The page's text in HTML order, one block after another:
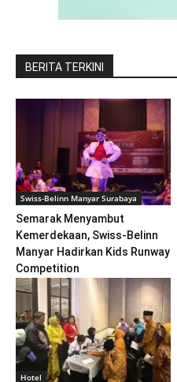
BERITA TERKINI
Swiss-Belinn Manyar Surabaya
Semarak Menyambut
Kemerdekaan, Swiss-Belinn
Manyar Hadirkan Kids Runway
Competition
Hotel